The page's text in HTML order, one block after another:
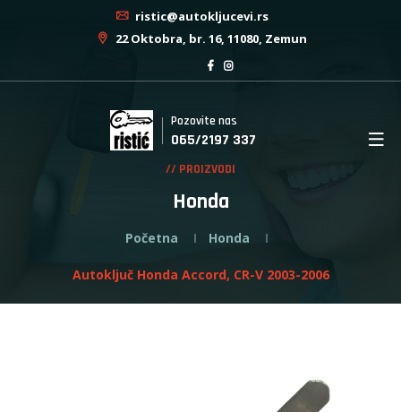
ristic@autokljucevi.rs
22 Oktobra, br. 16, 11080, Zemun
Pozovite nas
065/2197 337
// PROIZVODI
Honda
Početna Honda
Autoključ Honda Accord, CR-V 2003-2006